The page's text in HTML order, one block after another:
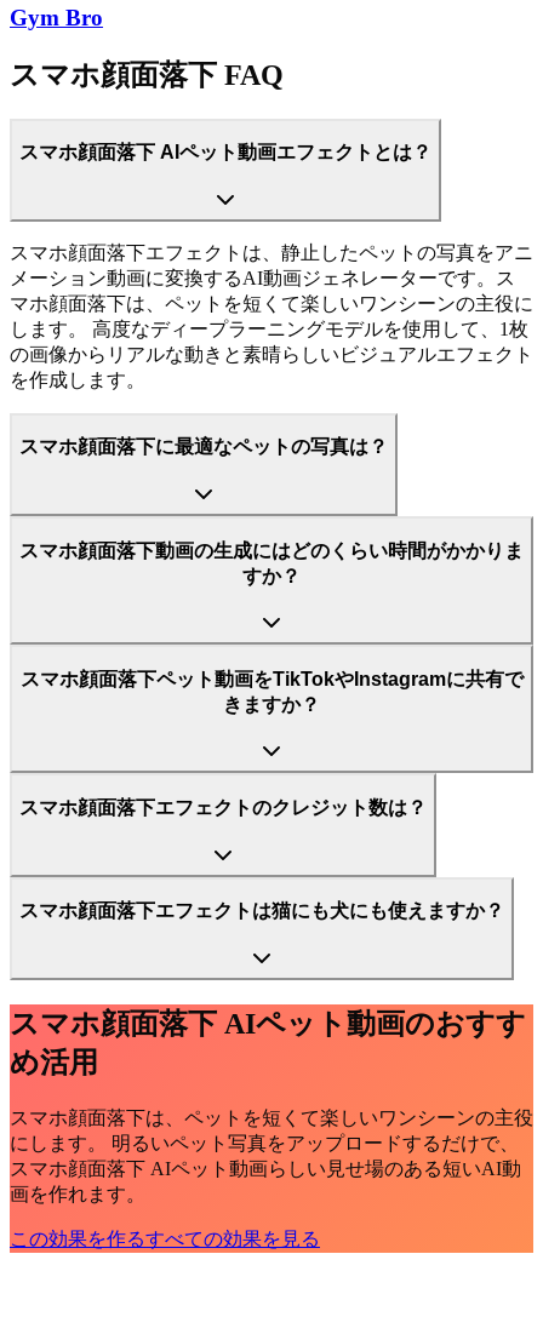
Gym Bro
スマホ顔面落下 FAQ
スマホ顔面落下 AIペット動画エフェクトとは？
スマホ顔面落下エフェクトは、静止したペットの写真をアニ
メーション動画に変換するAI動画ジェネレーターです。ス
マホ顔面落下は、ペットを短くて楽しいワンシーンの主役に
します。 高度なディープラーニングモデルを使用して、1枚
の画像からリアルな動きと素晴らしいビジュアルエフェクト
を作成します。
スマホ顔面落下に最適なペットの写真は？
スマホ顔面落下動画の生成にはどのくらい時間がかかりま
すか？
スマホ顔面落下ペット動画をTikTokやInstagramに共有で
きますか？
スマホ顔面落下エフェクトのクレジット数は？
スマホ顔面落下エフェクトは猫にも犬にも使えますか？
スマホ顔面落下 AIペット動画のおすす
め活用
スマホ顔面落下は、ペットを短くて楽しいワンシーンの主役
にします。 明るいペット写真をアップロードするだけで、
スマホ顔面落下 AIペット動画らしい見せ場のある短いAI動
画を作れます。
この効果を作るすべての効果を見る